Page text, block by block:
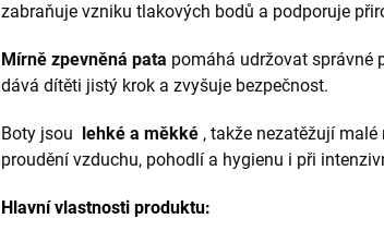
zabraňuje vzniku tlakových bodů a podporuje
Mírně zpevněná pata pomáhá udržovat správné
dává dítěti jistý krok a zvyšuje bezpečnost.
Boty jsou lehké a měkké , takže nezatěžují malé
proudění vzduchu, pohodlí a hygienu i při
Hlavní vlastnosti produktu: